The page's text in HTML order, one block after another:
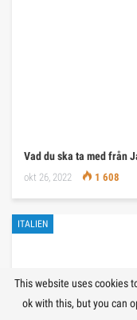
Vad du ska ta med från
okt 26, 2022 1 608
ITALIEN
This website uses cookies
ok with this, but you can